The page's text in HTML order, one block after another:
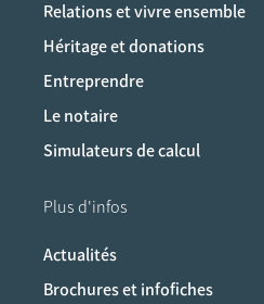
Relations et vivre ensemble
Héritage et donations
Entreprendre
Le notaire
Simulateurs de calcul
Plus d'infos
Actualités
Brochures et infofiches